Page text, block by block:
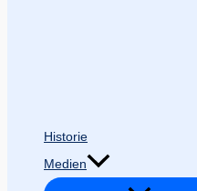
Historie
Medien